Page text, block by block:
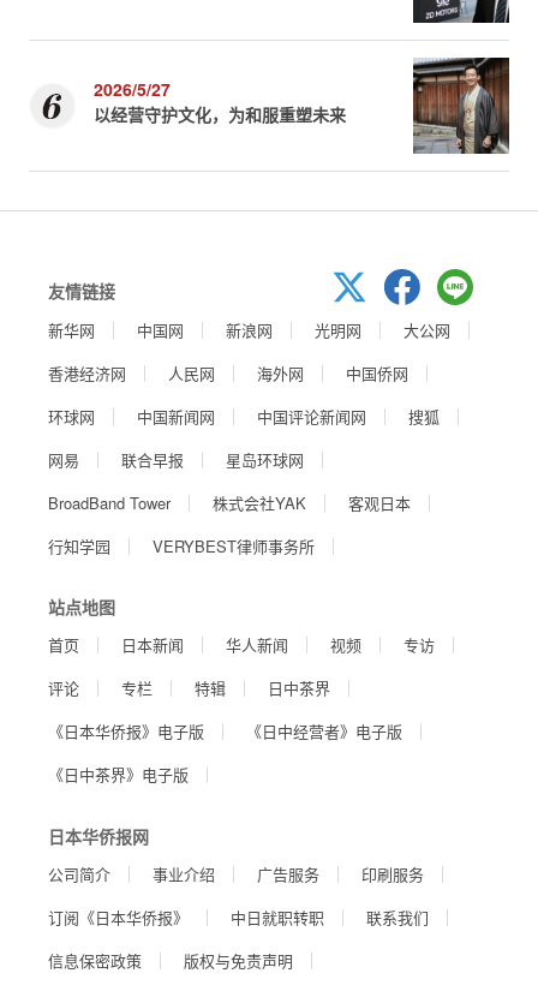
2026/5/27
以经营守护文化，为和服重塑未来
友情链接
新华网 中国网 新浪网 光明网
大公网
香港经济网
人民网 海外网
中国侨网
环球网
中国新闻网 中国评论新闻网
搜狐
网易
联合早报
星岛环球网
BroadBand Tower
株式会社YAK
客观日本
行知学园
VERYBEST律师事务所
站点地图
首页 日本新闻 华人新闻 视频
专访
评论
专栏 特辑
日中茶界
《日本华侨报》电子版
《日中经营者》电子版
《日中茶界》电子版
日本华侨报网
公司简介 事业介绍 广告服务
印刷服务
订阅《日本华侨报》
中日就职转职
联系我们
信息保密政策
版权与免责声明